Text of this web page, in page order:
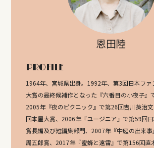
恩田陸
PROFILE
1964年、宮城県出身。1992年、第3回日本ファ
大賞の最終候補作となった『六番目の小夜子』
2005年『夜のピクニック』で第26回吉川英治
回本屋大賞、2006年『ユージニア』で第59回
賞長編及び短編集部門、2007年『中庭の出来
周五郎賞、2017年『蜜蜂と遠雷』で第156回直